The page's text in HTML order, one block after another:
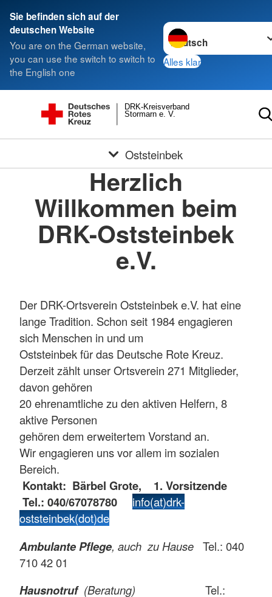
Sie befinden sich auf der
deutschen Website
You are on the German website,
you can use the switch to switch to
the English one
Sprache wechseln zu
Alles klar
Stormarn e. V.
DRK-Kreisverband
Oststeinbek
Herzlich
Willkommen beim
DRK-Oststeinbek
e.V.
Der DRK-Ortsverein Oststeinbek e.V. hat eine
lange Tradition. Schon seit 1984 engagieren
sich Menschen in und um
Oststeinbek für das Deutsche Rote Kreuz.
Derzeit zählt unser Ortsverein 271 Mitglieder,
davon gehören
20 ehrenamtliche zu den aktiven Helfern, 8
aktive Personen
gehören dem erweitertem Vorstand an.
Wir engagieren uns vor allem im sozialen
Bereich.
Kontakt: Bärbel Grote, 1. Vorsitzende
Tel.: 040/67078780 info(at)drk-
oststeinbek(dot)de
AmbulantePflege, auch zu Hause Tel.: 040
710 42 01
Hausnotruf (Beratung)
Tel.: